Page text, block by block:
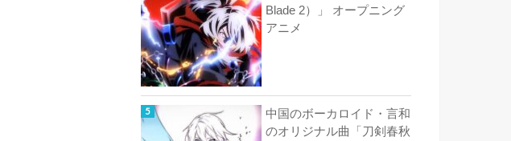
Blade 2）」 オープニング
アニメ
中国のボーカロイド・言和
のオリジナル曲「刀剣春秋